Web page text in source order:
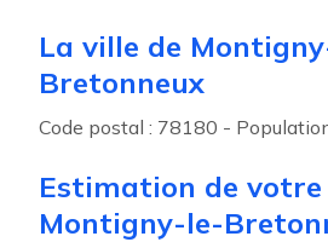
La ville de
Bretonneux
Code postal : 78180 -
Estimation de
Montigny-le-